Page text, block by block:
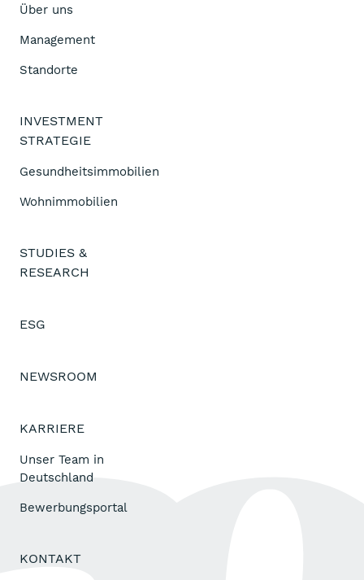
Über uns
Management
Standorte
INVESTMENT
STRATEGIE
Gesundheitsimmobilien
Wohnimmobilien
STUDIES &
RESEARCH
ESG
NEWSROOM
KARRIERE
Unser Team in
Deutschland
Bewerbungsportal
KONTAKT